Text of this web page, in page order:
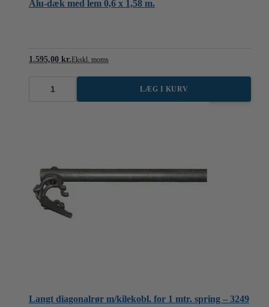
Alu-dæk med lem 0,6 x 1,58 m.
1.595,00 kr.Ekskl. moms
antal
LÆG I KURV
Langt diagonalrør m/kilekobl. for 1 mtr. spring – 3249